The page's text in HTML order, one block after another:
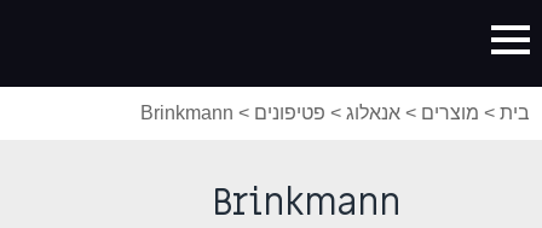
בית > מוצרים > אנאלוג > פטיפונים >
Brinkmann
Brinkmann